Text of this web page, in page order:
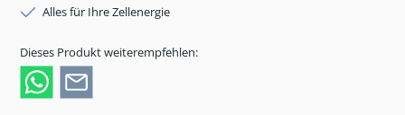
Alles für Ihre Zellenergie
Dieses Produkt weiterempfehlen: